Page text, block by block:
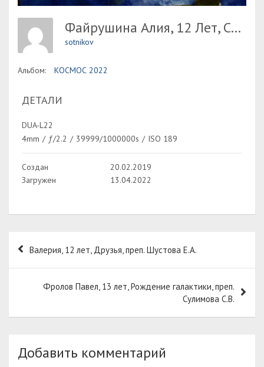
Файрушина Алия, 12 Лет, Союз Покоряет Космос, Преп. Сулимова С.В.
sotnikov
Альбом: КОСМОС 2022
ДЕТАЛИ
DUA-L22
4mm / ƒ/2.2 / 39999/1000000s / ISO 189
Создан
20.02.2019
Загружен
13.04.2022
Навигация
записям
Валерия, 12 лет, Друзья, преп. Шустова Е.А.
Фролов Павел, 13 лет, Рождение галактики, преп.
Сулимова С.В.
Добавить комментарий